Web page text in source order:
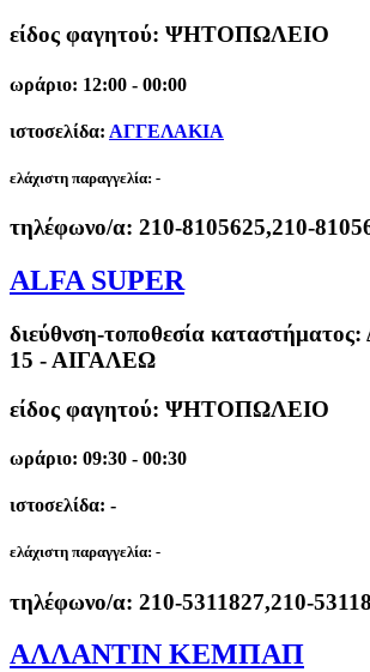
είδος φαγητού: ΨΗΤΟΠΩΛΕΙΟ
ωράριο: 12:00 - 00:00
ιστοσελίδα: ΑΓΓΕΛΑΚΙΑ
ελάχιστη παραγγελία: -
τηλέφωνο/α: 210-8105625,210-
ALFA SUPER
διεύθνση-τοποθεσία καταστήματος:
15 - ΑΙΓΑΛΕΩ
είδος φαγητού: ΨΗΤΟΠΩΛΕΙΟ
ωράριο: 09:30 - 00:30
ιστοσελίδα: -
ελάχιστη παραγγελία: -
τηλέφωνο/α: 210-5311827,210-
ΑΛΛΑΝΤΙΝ ΚΕΜΠΑΠ